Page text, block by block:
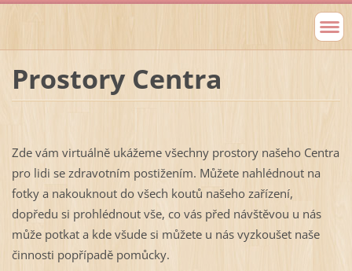
Prostory Centra
Zde vám virtuálně ukážeme všechny prostory našeho Centra
pro lidi se zdravotním postižením. Můžete nahlédnout na
fotky a nakouknout do všech koutů našeho zařízení,
dopředu si prohlédnout vše, co vás před návštěvou u nás
může potkat a kde všude si můžete u nás vyzkoušet naše
činnosti popřípadě pomůcky.